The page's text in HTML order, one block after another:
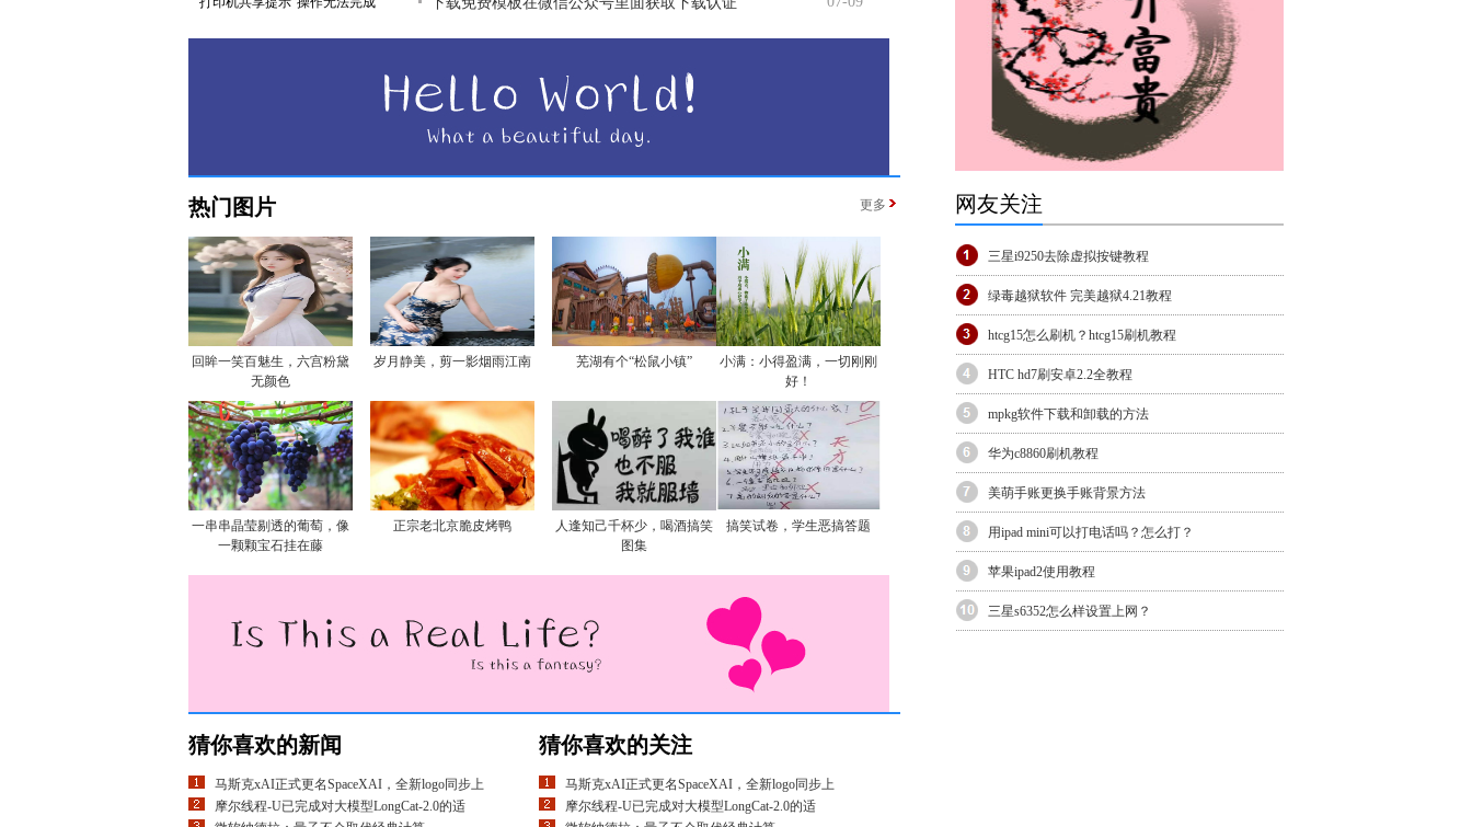
热门图片 更多
回眸一笑百魅生，六宫粉黛
无颜色
岁月静美，剪一影烟雨江南 芜湖有个“松鼠小镇”
小满：小得盈满，一切刚刚
好！
一串串晶莹剔透的葡萄，像
一颗颗宝石挂在藤
正宗老北京脆皮烤鸭
人逢知己千杯少，喝酒搞笑
图集
搞笑试卷，学生恶搞答题
猜你喜欢的新闻
马斯克xAI正式更名SpaceXAI，全新logo同步上
摩尔线程-U已完成对大模型LongCat-2.0的适
猜你喜欢的关注
马斯克xAI正式更名SpaceXAI，全新logo同步上
摩尔线程-U已完成对大模型LongCat-2.0的适
网友关注
三星i9250去除虚拟按键教程
绿毒越狱软件 完美越狱4.21教程
htcg15怎么刷机？htcg15刷机教程
HTC hd7刷安卓2.2全教程
mpkg软件下载和卸载的方法
华为c8860刷机教程
美萌手账更换手账背景方法
用ipad mini可以打电话吗？怎么打？
苹果ipad2使用教程
三星s6352怎么样设置上网？